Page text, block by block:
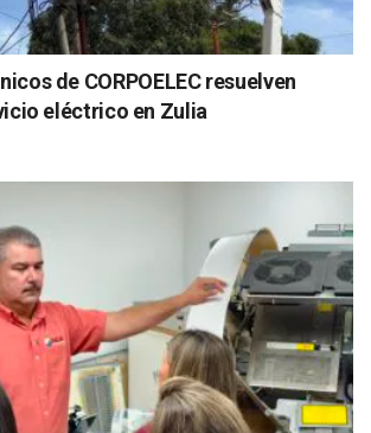
de CORPOELEC resuelven
eléctrico en Zulia